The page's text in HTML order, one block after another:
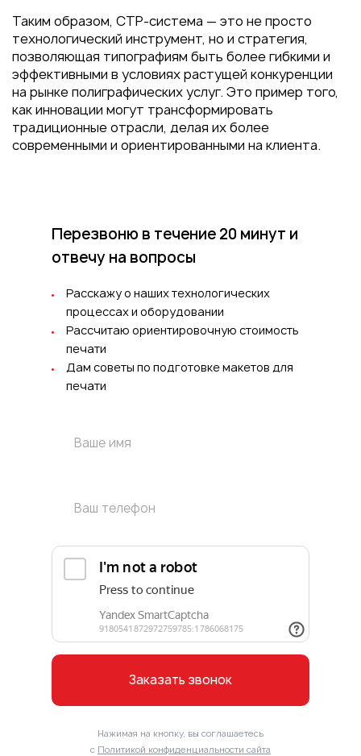
Таким образом, CTP-система — это не просто
технологический инструмент, но и стратегия,
позволяющая типографиям быть более гибкими и
эффективными в условиях растущей конкуренции
на рынке полиграфических услуг. Это пример того,
как инновации могут трансформировать
традиционные отрасли, делая их более
современными и ориентированными на клиента.
Перезвоню в течение 20 минут и
отвечу на вопросы
Расскажу о наших технологических
процессах и оборудовании
Рассчитаю ориентировочную стоимость
печати
Дам советы по подготовке макетов для
печати
Заказать звонок
Нажимая на кнопку, вы соглашаетесь
с Политикой конфиденциальности сайта